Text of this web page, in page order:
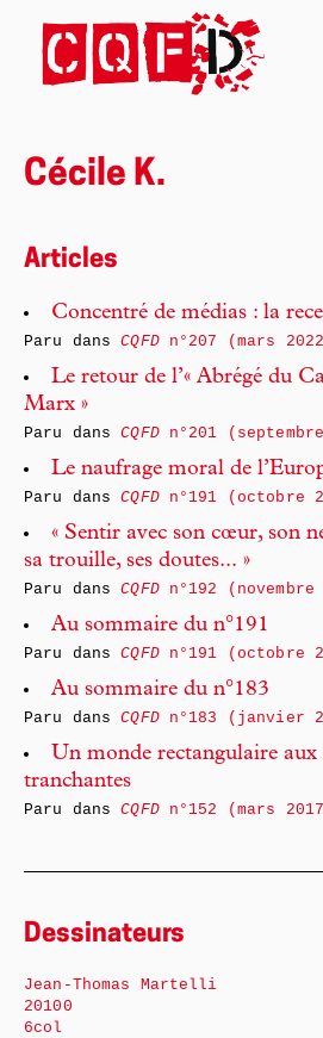
Cécile K.
Articles
Concentré de médias : la
Paru dansCQFDn°207 (mars
Le retour de l’« Abrégé du
Marx »
Paru dansCQFDn°201
Le naufrage moral de
Paru dansCQFDn°191 (octobre
« Sentir avec son cœur, son
sa trouille, ses doutes... »
Paru dansCQFDn°192 (novembre
Au sommaire du n°191
Paru dansCQFDn°191 (octobre
Au sommaire du n°183
Paru dansCQFDn°183 (janvier
Un monde rectangulaire aux
tranchantes
Paru dansCQFDn°152 (mars
Dessinateurs
Jean-Thomas Martelli
20100
6col